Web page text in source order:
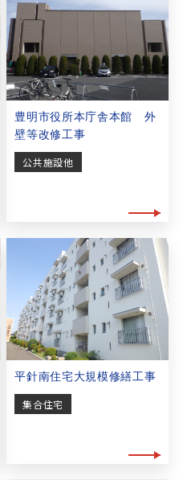
豊明市役所本庁舎本館 外
壁等改修工事
公共施設他
平針南住宅大規模修繕工事
集合住宅